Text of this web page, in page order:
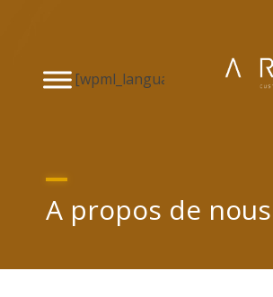
A propos de nous